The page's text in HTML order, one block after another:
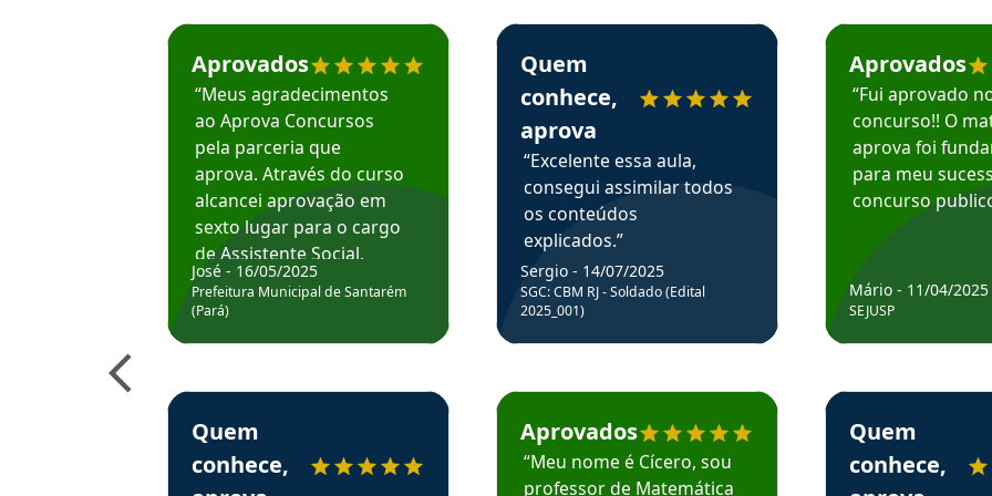
Estudante José recomenda o Aprova Concursos em depoimento
Aprovados
“Meus agradecimentos
ao Aprova Concursos
pela parceria que
aprova. Através do curso
alcancei aprovação em
sexto lugar para o cargo
de Assistente Social.
Hoje estou atuando na
Prefeitura de Santarém.
José - 16/05/2025
Prefeitura Municipal de Santarém
(Pará)
Estudante Elais recomenda o Aprova Concursos em depoimento
Quem
conhece,
Estudante Sergio recomenda o Aprova Concursos em depoimento
Quem
conhece,
aprova
“Excelente essa aula,
consegui assimilar todos
os conteúdos
explicados.”
Sergio - 14/07/2025
SGC: CBM RJ - Soldado (Edital
2025_001)
Estudante Cicero recomenda o Aprova Concursos em depoimento
Aprovados
“Meu nome é Cícero, sou
professor de Matemática
Estudante Mário
Aprovados
“Fui aprovado
concurso!! O
aprova foi
para meu
concurso
Mário - 11/04/2025
SEJUSP
Estudante Henrique
Quem
conhece,